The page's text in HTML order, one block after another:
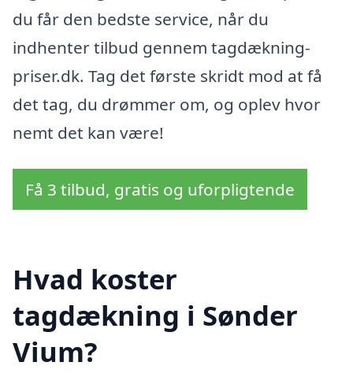
du får den bedste service, når du
indhenter tilbud gennem tagdækning-
priser.dk. Tag det første skridt mod at få
det tag, du drømmer om, og oplev hvor
nemt det kan være!
Få 3 tilbud, gratis og uforpligtende
Hvad koster
tagdækning i Sønder
Vium?